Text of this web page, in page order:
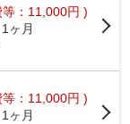
：11,000円 )
1ヶ月
：11,000円 )
1ヶ月